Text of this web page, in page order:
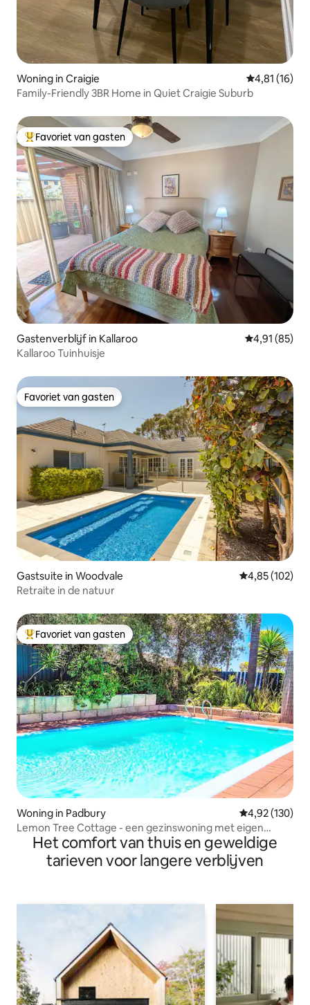
Woning in Craigie Gemiddelde
4,81 (16)
Family-Friendly 3BR Home in Quiet Craigie Suburb
Topfavoriet van gasten
Favoriet van gasten
Gastenverblijf in Kallaroo Gemiddelde
4,91 (85)
Kallaroo Tuinhuisje
Favoriet van gasten
Favoriet van gasten
Gastsuite in Woodvale Gemiddelde
4,85 (102)
Retraite in de natuur
Topfavoriet van gasten
Favoriet van gasten
Woning in Padbury Gemiddelde
4,92 (130)
Lemon Tree Cottage - een gezinswoning met eigen
zwembad
Het comfort van thuis en geweldige
tarieven voor langere verblijven